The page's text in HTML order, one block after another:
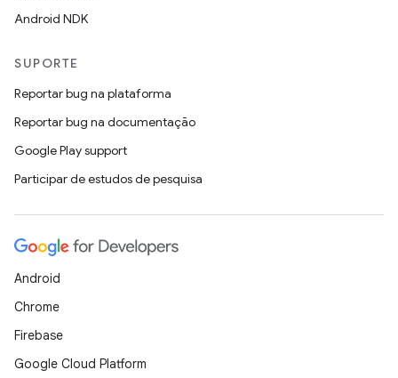
Android NDK
SUPORTE
Reportar bug na plataforma
Reportar bug na documentação
Google Play support
Participar de estudos de pesquisa
Android
Chrome
Firebase
Google Cloud Platform